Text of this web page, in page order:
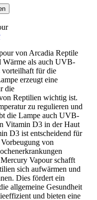
von Arcadia Reptile
Wärme als auch UVB-
vorteilhaft für die
erzeugt eine
die
Reptilien wichtig ist.
zu regulieren und
die Lampe auch UVB-
Vitamin D3 in der Haut
D3 ist entscheidend für
von
Vapour schafft
sich aufwärmen und
Dies fördert ein
allgemeine Gesundheit
und bieten eine